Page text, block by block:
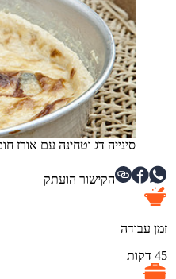
סינייה דג וטחינה עם אורז
הקישור הועתק
זמן עבודה
45 דקות